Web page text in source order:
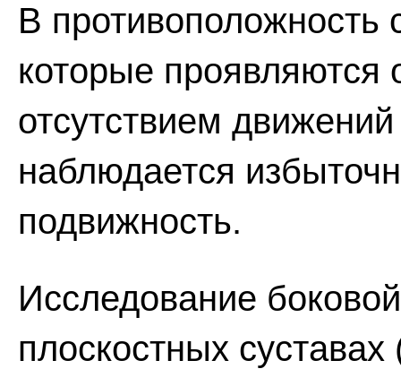
В противоположность
которые проявляются
отсутствием
наблюдается
подвижность.
Исследование
плоскостных